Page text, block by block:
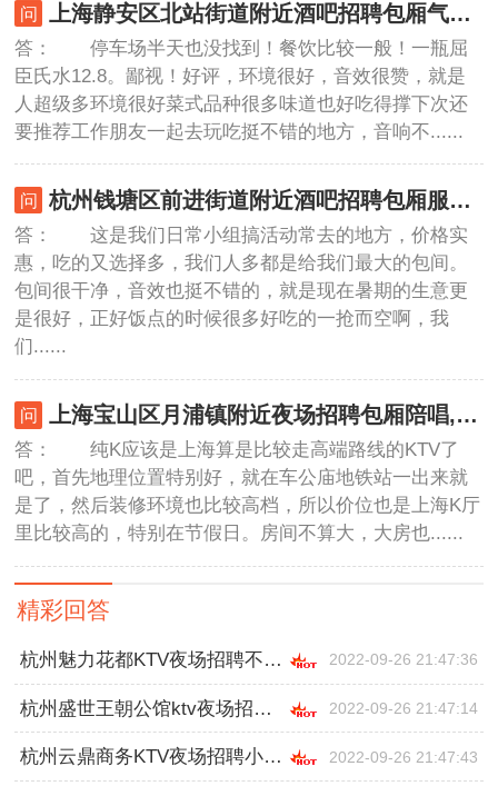
上海静安区北站街道附近酒吧招聘包厢气氛租,一个月上几天班
答： 停车场半天也没找到！餐饮比较一般！一瓶屈
臣氏水12.8。鄙视！好评，环境很好，音效很赞，就是
人超级多环境很好菜式品种很多味道也好吃得撑下次还
要推荐工作朋友一起去玩吃挺不错的地方，音响不......
杭州钱塘区前进街道附近酒吧招聘包厢服务员,(不抽台费)
答： 这是我们日常小组搞活动常去的地方，价格实
惠，吃的又选择多，我们人多都是给我们最大的包间。
包间很干净，音效也挺不错的，就是现在暑期的生意更
是很好，正好饭点的时候很多好吃的一抢而空啊，我
们......
上海宝山区月浦镇附近夜场招聘包厢陪唱,是当天上班当天发薪吗？
答： 纯K应该是上海算是比较走高端路线的KTV了
吧，首先地理位置特别好，就在车公庙地铁站一出来就
是了，然后装修环境也比较高档，所以价位也是上海K厅
里比较高的，特别在节假日。房间不算大，大房也......
精彩回答
杭州魅力花都KTV夜场招聘不是拿小费的,跟领队还是直招 2022-09-26 21:47:36
杭州盛世王朝公馆ktv夜场招聘小费,工作好做吗 2022-09-26 21:47:14
杭州云鼎商务KTV夜场招聘小费最高,工作好做吗 2022-09-26 21:47:43